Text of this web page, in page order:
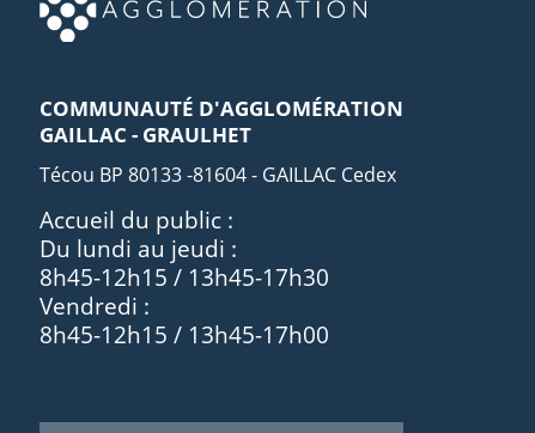
COMMUNAUTÉ D'AGGLOMÉRATION
GAILLAC - GRAULHET
Técou BP 80133 -81604 - GAILLAC Cedex
Accueil du public :
Du lundi au jeudi :
8h45-12h15 / 13h45-17h30
Vendredi :
8h45-12h15 / 13h45-17h00